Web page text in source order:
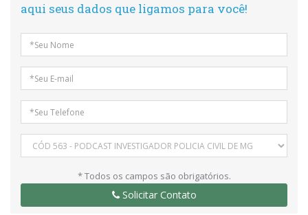
aqui seus dados que ligamos para você!
* Todos os campos são obrigatórios.
Solicitar Contato